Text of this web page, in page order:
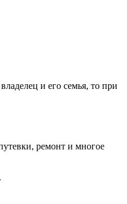
и его семья, то при
ремонт и многое